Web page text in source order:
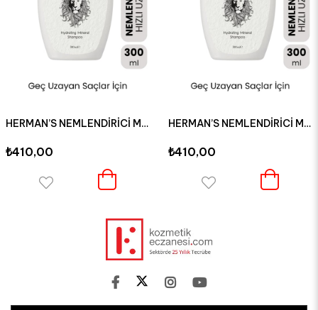
HERMAN’S NEMLENDİRİCİ MİNERAL ŞAMPUAN 300 ML
₺410,00
HERMAN’S NEMLENDİRİCİ MİNERAL ŞAMPUAN 300 ML
₺410,00